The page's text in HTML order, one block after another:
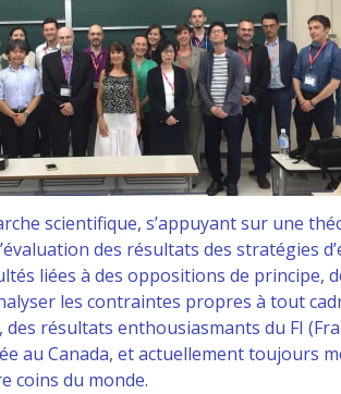
scientifique, s’appuyant sur une
des résultats des stratégies
liées à des oppositions de principe,
les contraintes propres à tout
des résultats enthousiasmants du FI
au Canada, et actuellement toujours
coins du monde.